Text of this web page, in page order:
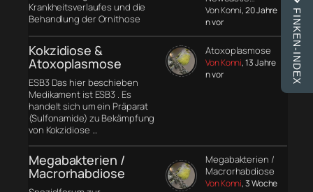
Krankheitsverlaufes und die
Behandlung der Ornithose
Von Konni, 20 Jahre
n vor
Kokzidiose &
Atoxoplasmose
ESB3 Das hier beschieben
Medikament ist ESB3 . Es
handelt sich um ein Präparat
(Sulfonamide) zu Bekämpfung
von Kokzidiose …
Atoxoplasmose
Von Konni, 13 Jahre
n vor
Megabakterien /
Macrorhabdiose
Megabakterien /
Macrorhabdiose
Von Konni, 3 Woche
FINKEN-INDEX